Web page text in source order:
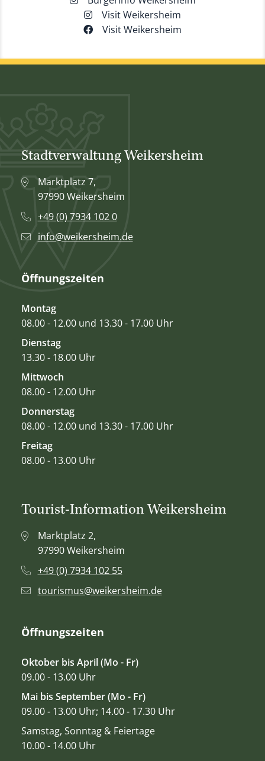
Visit Weikersheim
Visit Weikersheim
Stadtverwaltung Weikersheim
Marktplatz 7,
97990 Weikersheim
+49 (0) 7934 102 0
info@weikersheim.de
Öffnungszeiten
Montag
08.00 - 12.00 und 13.30 - 17.00 Uhr
Dienstag
13.30 - 18.00 Uhr
Mittwoch
08.00 - 12.00 Uhr
Donnerstag
08.00 - 12.00 und 13.30 - 17.00 Uhr
Freitag
08.00 - 13.00 Uhr
Tourist-Information Weikersheim
Marktplatz 2,
97990 Weikersheim
+49 (0) 7934 102 55
tourismus@weikersheim.de
Öffnungszeiten
Oktober bis April (Mo - Fr)
09.00 - 13.00 Uhr
Mai bis September (Mo - Fr)
09.00 - 13.00 Uhr; 14.00 - 17.30 Uhr
Samstag, Sonntag & Feiertage
10.00 - 14.00 Uhr